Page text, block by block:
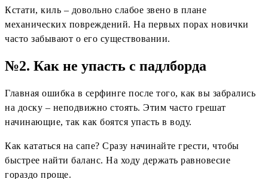
Кстати, киль – довольно слабое звено в плане
механических повреждений. На первых порах новички
часто забывают о его существовании.
№2. Как не упасть с падлборда
Главная ошибка в серфинге после того, как вы забрались
на доску – неподвижно стоять. Этим часто грешат
начинающие, так как боятся упасть в воду.
Как кататься на сапе? Сразу начинайте грести, чтобы
быстрее найти баланс. На ходу держать равновесие
гораздо проще.